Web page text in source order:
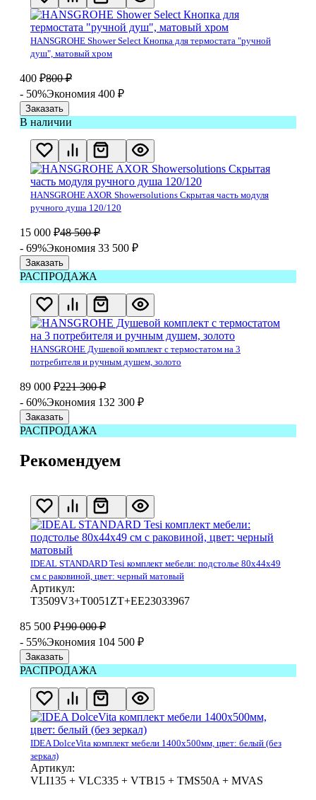
HANSGROHE Shower Select Кнопка для термостата "ручной
душ", матовый хром
400 ₽800 ₽
- 50%Экономия 400 ₽
Заказать
В наличии
HANSGROHE AXOR Showersolutions Скрытая часть модуля
ручного душа 120/120
15 000 ₽48 500 ₽
- 69%Экономия 33 500 ₽
Заказать
РАСПРОДАЖА
HANSGROHE Душевой комплект с термостатом на 3
потребителя и ручным душем, золото
89 000 ₽221 300 ₽
- 60%Экономия 132 300 ₽
Заказать
РАСПРОДАЖА
Рекомендуем
IDEAL STANDARD Tesi комплект мебели: подстолье 80x44x49
см с раковиной, цвет: черный матовый
Артикул:
T3509V3+T0051ZT+EE23033967
85 500 ₽190 000 ₽
- 55%Экономия 104 500 ₽
Заказать
РАСПРОДАЖА
IDEA DolceVita комплект мебели 1400x500мм, цвет: белый (без
зеркал)
Артикул:
VLI135 + VLC335 + VTB15 + TMS50A + MVAS